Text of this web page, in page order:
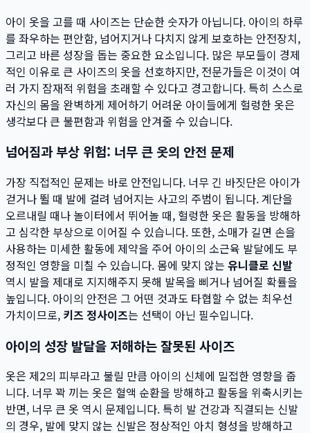
아이 옷을 고를 때 사이즈는 단순한 숫자가 아닙니다. 아이의 하루
를 좌우하는 편안함, 넘어지거나 다치지 않게 보호하는 안전장치,
그리고 바른 성장을 돕는 중요한 요소입니다. 많은 부모들이 경제
적인 이유로 큰 사이즈의 옷을 선호하지만, 전문가들은 이것이 여
러 가지 잠재적 위험을 초래할 수 있다고 경고합니다. 특히 스스로
자신의 몸을 완벽하게 제어하기 어려운 아이들에게 헐렁한 옷은
생각보다 큰 불편함과 위험을 안겨줄 수 있습니다.
넘어짐과 부상 위험: 너무 큰 옷의 안전 문제
가장 직접적인 문제는 바로 안전입니다. 너무 긴 바짓단은 아이가
걷거나 뛸 때 발에 걸려 넘어지는 사고의 주범이 됩니다. 계단을
오르내릴 때나 놀이터에서 뛰어놀 때, 헐렁한 옷은 활동을 방해하
고 심각한 부상으로 이어질 수 있습니다. 또한, 소매가 길면 손을
사용하는 미세한 활동에 제약을 주어 아이의 소근육 발달에도 부
정적인 영향을 미칠 수 있습니다. 몸에 맞지 않는 유니클로 신발
역시 발을 제대로 지지해주지 못해 발목을 삐거나 넘어질 확률을
높입니다. 아이의 안전은 그 어떤 것과도 타협할 수 없는 최우선
가치이므로, 키즈 정사이즈는 선택이 아닌 필수입니다.
아이의 성장 발달을 저해하는 잘못된 사이즈
옷은 제2의 피부라고 불릴 만큼 아이의 신체에 밀접한 영향을 줍
니다. 너무 꽉 끼는 옷은 혈액 순환을 방해하고 활동을 위축시키는
반면, 너무 큰 옷 역시 문제입니다. 특히 발 건강과 직결되는 신발
의 경우, 발에 맞지 않는 신발은 정상적인 아치 형성을 방해하고